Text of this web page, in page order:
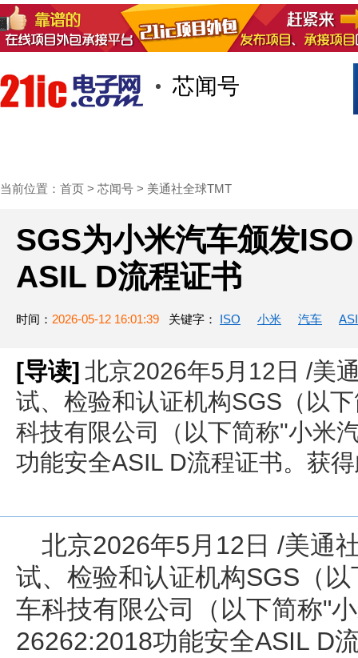
芯闻号
当前位置： 首页 > 芯闻号 > 美通社全球TMT
SGS为小米汽车颁发
ASIL D流程证书
时间： 2026-05-12 16:01:39 关键字： ISO 小米 汽车
[导读] 北京2026年5月12日 /美
试、检验和认证机构SGS（以
科技有限公司（以下简称"小米
功能安全ASIL D流程证书。获
北京2026年5月12日 /美通
试、检验和认证机构SGS（
车科技有限公司（以下简称"
26262:2018功能安全ASIL D